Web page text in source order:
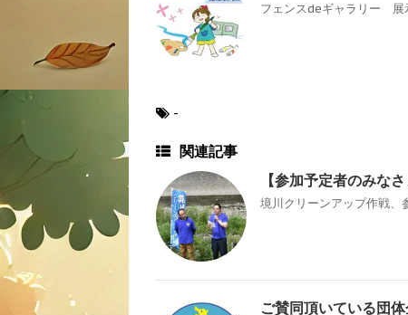
フェンスdeギャラリー
-
関連記事
【参加予定者のみな
境川クリーンアップ作戦、
ご賛同頂いている団